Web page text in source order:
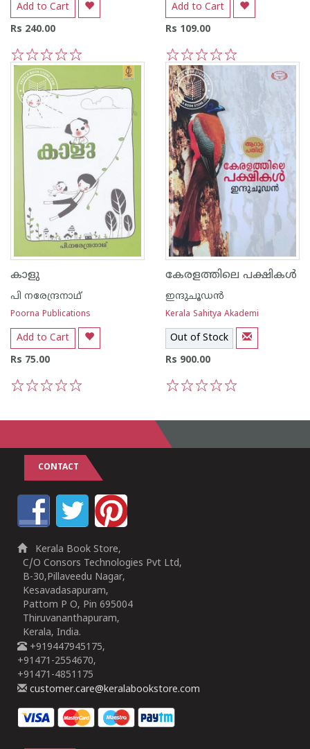
Add to Cart
Rs 240.00
5
4
3
2
1
Add to Cart
Rs 109.00
5
4
3
2
1
കാളു
പി നരേന്ദ്രനാഥ്
Poorna Publications
Add to Cart
Rs 75.00
കേരളത്തിലെ പക്ഷികള്‍
ഇന്ദുചൂഡന്‍
Kerala Sahitya Akademi
Out of Stock
Rs 900.00
CONTACT
Kerala Book Store,
C/O Consors Technologies Pvt Ltd,
B-30,Pillaveedu Nagar,
Kesavadasapuram,
Pattom P O, Pin 695004
Thiruvananthapuram,
Kerala, India.
+919447945175,
+91471-2554670,
+91471-4851175
customer.care@keralabookstore.com